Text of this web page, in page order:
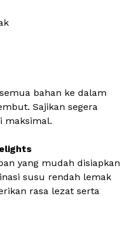
bahan ke dalam
Sajikan segera
maksimal.
yang mudah disiapkan
susu rendah lemak
rasa lezat serta